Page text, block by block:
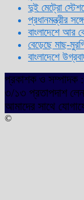
দুই মেট্রো
প্রধানমন্ত্রীর
বাংলাদেশে আর
বেড়েছে মাছ-
বাংলাদেশে
প্রকাশক ও সম্পাদক
৩/১৩ প্রতাপদাশ লেন,
আমাদের সাথে
©